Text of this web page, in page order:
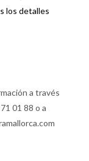
los detalles
a través
01 88 o a